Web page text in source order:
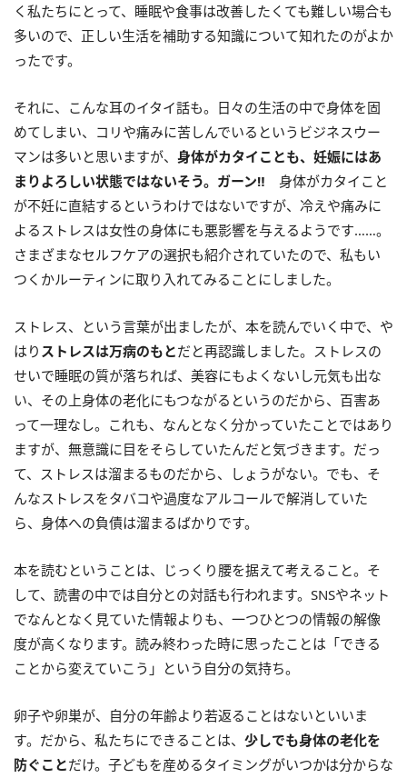
く私たちにとって、睡眠や食事は改善したくても難しい場合も
多いので、正しい生活を補助する知識について知れたのがよか
ったです。
それに、こんな耳のイタイ話も。日々の生活の中で身体を固
めてしまい、コリや痛みに苦しんでいるというビジネスウー
マンは多いと思いますが、 身体がカタイことも、妊娠にはあ
まりよろしい状態ではないそう。ガーン‼ 身体がカタイこと
が不妊に直結するというわけではないですが、冷えや痛みに
よるストレスは女性の身体にも悪影響を与えるようです……。
さまざまなセルフケアの選択も紹介されていたので、私もい
つくかルーティンに取り入れてみることにしました。
ストレス、という言葉が出ましたが、本を読んでいく中で、や
はり ストレスは万病のもとだと再認識しました。ストレスの
せいで睡眠の質が落ちれば、美容にもよくないし元気も出な
い、その上身体の老化にもつながるというのだから、百害あ
って一理なし。これも、なんとなく分かっていたことではあり
ますが、無意識に目をそらしていたんだと気づきます。だっ
て、ストレスは溜まるものだから、しょうがない。でも、そ
んなストレスをタバコや過度なアルコールで解消していた
ら、身体への負債は溜まるばかりです。
本を読むということは、じっくり腰を据えて考えること。そ
して、読書の中では自分との対話も行われます。SNSやネット
でなんとなく見ていた情報よりも、一つひとつの情報の解像
度が高くなります。読み終わった時に思ったことは「できる
ことから変えていこう」という自分の気持ち。
卵子や卵巣が、自分の年齢より若返ることはないといいま
す。だから、私たちにできることは、 少しでも身体の老化を
防ぐことだけ。子どもを産めるタイミングがいつかは分からな